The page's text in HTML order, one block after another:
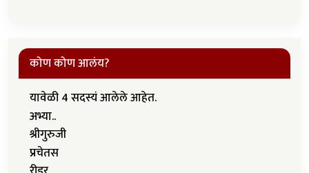
कोण कोण आलंय?
यावेळी 4 सदस्यं आलेले आहेत.
अभ्या..
श्रीगुरुजी
प्रचेतस